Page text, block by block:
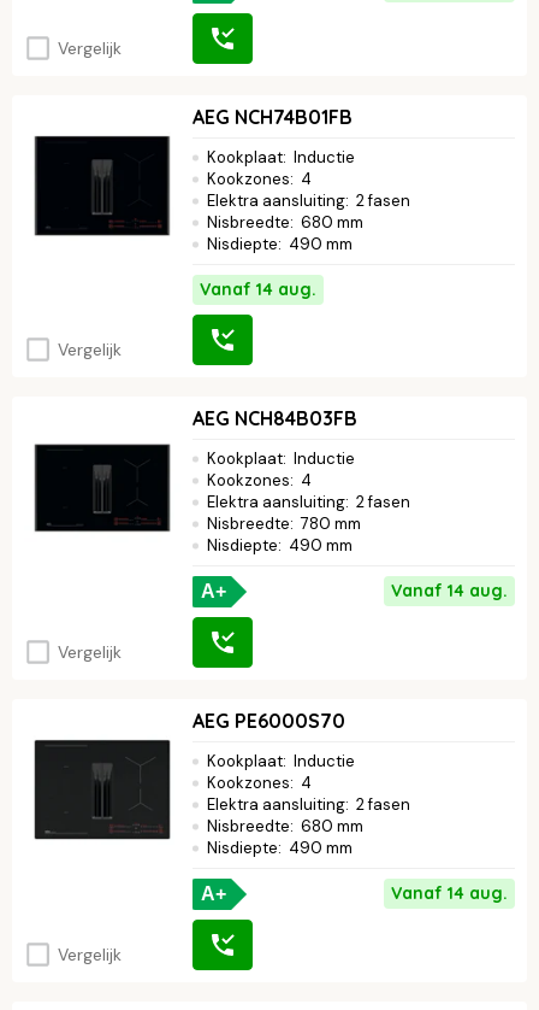
Vergelijk
Vergelijk
AEG NCH74B01FB
Kookplaat: Inductie
Kookzones: 4
Elektra aansluiting: 2 fasen
Nisbreedte: 680 mm
Nisdiepte: 490 mm
Vanaf 14 aug.
Vergelijk
AEG NCH84B03FB
Kookplaat: Inductie
Kookzones: 4
Elektra aansluiting: 2 fasen
Nisbreedte: 780 mm
Nisdiepte: 490 mm
A+ Vanaf 14 aug.
Vergelijk
AEG PE6000S70
Kookplaat: Inductie
Kookzones: 4
Elektra aansluiting: 2 fasen
Nisbreedte: 680 mm
Nisdiepte: 490 mm
A+ Vanaf 14 aug.